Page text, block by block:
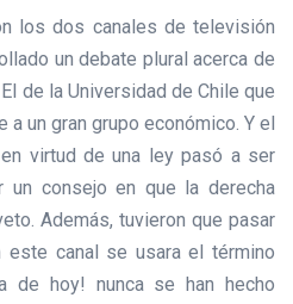
los dos canales de televisión
un debate plural acerca de
de la Universidad de Chile que
un gran grupo económico. Y el
virtud de una ley pasó a ser
un consejo en que la derecha
Además, tuvieron que pasar
este canal se usara el término
de hoy! nunca se han hecho